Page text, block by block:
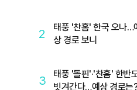
2
태풍 '찬홈' 한국 오나…
상 경로 보니
3
태풍 '돌핀'·'찬홈' 한반
빗겨간다…예상 경로는?